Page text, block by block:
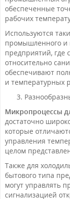
обеспеченные
рабочих
Используются
промышленного и
предприятий, где
относительно
обеспечивают
и температурных
Микропроцессы
достаточно
которые
управления
целом
Также для
бытового типа
могут управлять
сигнализацией